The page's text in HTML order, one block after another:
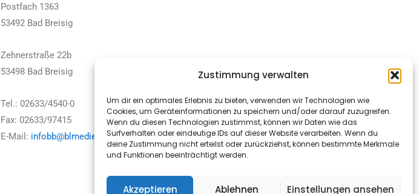
Zustimmung verwalten
Um dir ein optimales Erlebnis zu bieten, verwenden wir Technologien wie
Cookies, um Geräteinformationen zu speichern und/oder darauf zuzugreifen.
Wenn du diesen Technologien zustimmst, können wir Daten wie das
Surfverhalten oder eindeutige IDs auf dieser Website verarbeiten. Wenn du
deine Zustimmung nicht erteilst oder zurückziehst, können bestimmte Merkmale
und Funktionen beeinträchtigt werden.
Akzeptieren Ablehnen Einstellungen ansehen
Postfach 1363
53492 Bad Breisig
Zehnerstraße 22b
53498 Bad Breisig
Tel.: 02633/4540-0
Fax: 02633/97415
E-Mail: infobb@blmedien.de